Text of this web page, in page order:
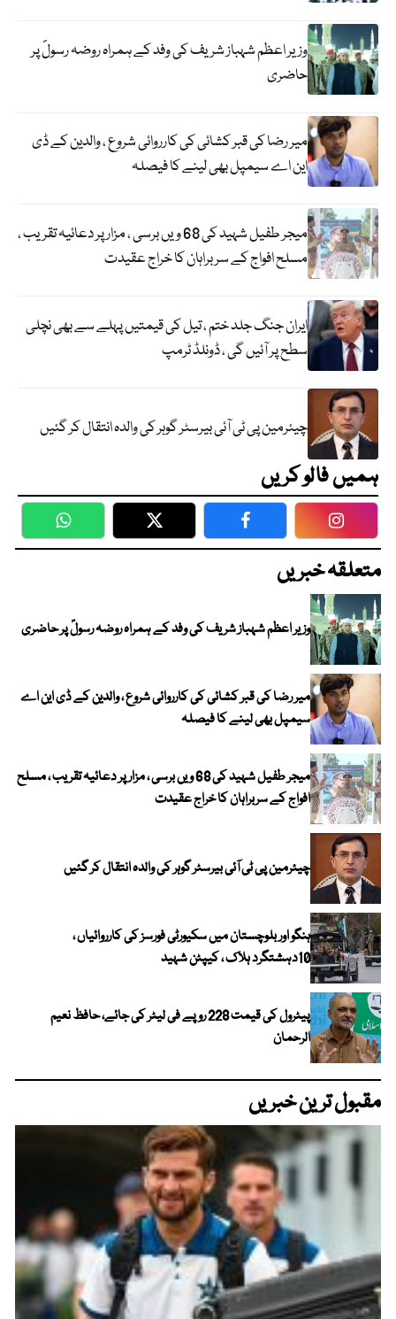
وزیر اعظم شہباز شریف کی وفد کے ہمراہ روضہ رسولؐ پر
حاضری
میر رضا کی قبر کشائی کی کارروائی شروع ، والدین کے ڈی
این اے سیمپل بھی لینے کا فیصلہ
میجر طفیل شہید کی 68 ویں برسی ، مزار پر دعائیہ تقریب ،
مسلح افواج کے سربراہان کا خراج عقیدت
ایران جنگ جلد ختم ، تیل کی قیمتیں پہلے سے بھی نچلی
سطح پر آئیں گی ، ڈونلڈ ٹرمپ
چیئرمین پی ٹی آئی بیرسٹر گوہر کی والدہ انتقال کر گئیں
ہمیں فالو کریں
WhatsApp Twitter Facebook
متعلقہ خبریں
وزیر اعظم شہباز شریف کی وفد کے ہمراہ روضہ رسولؐ پر حاضری
میر رضا کی قبر کشائی کی کارروائی شروع ، والدین کے ڈی این اے
سیمپل بھی لینے کا فیصلہ
میجر طفیل شہید کی 68 ویں برسی ، مزار پر دعائیہ تقریب ، مسلح
افواج کے سربراہان کا خراج عقیدت
چیئرمین پی ٹی آئی بیرسٹر گوہر کی والدہ انتقال کر گئیں
ہنگو اور بلوچستان میں سکیورٹی فورسز کی کارروائیاں ،
10دہشتگرد ہلاک ، کیپٹن شہید
پیٹرول کی قیمت 228 روپے فی لیٹر کی جائے، حافظ نعیم
الرحمان
مقبول ترین خبریں